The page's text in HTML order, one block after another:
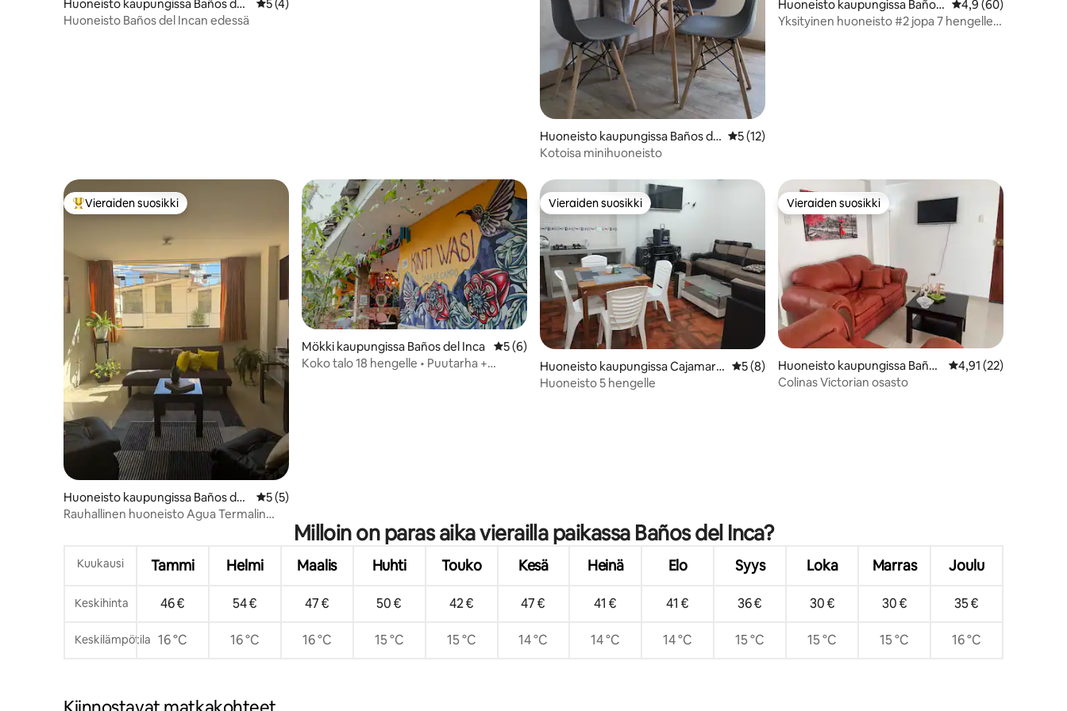
Huoneisto kaupungissa Baños del
Inca
Keskimääräinen arvio 5/5, 4 arvostelua
5 (4)
Huoneisto Baños del Incan edessä
Huoneisto kaupungissa Baños de
l Inca
Keskimääräinen arvio 5/5, 12 arvostelua
5 (12)
Kotoisa minihuoneisto
Huoneisto kaupungissa Baños
del Inca
Keskimääräinen
4,9 (60)
Yksityinen huoneisto #2 jopa 7 hengelle +
Vieraiden suosikkien parhaimmistoa
Vieraiden suosikki
Huoneisto kaupungissa Baños del
Inca
Keskimääräinen arvio 5/5, 5 arvostelua
5 (5)
Rauhallinen huoneisto Agua Termalin
Mökki kaupungissa Baños del Inca Keskimääräinen arvio 5/5, 6 arvostelua
5 (6)
Koko talo 18 hengelle • Puutarha +
Vieraiden suosikki
Vieraiden suosikki
Huoneisto kaupungissa Cajamarc
a
Keskimääräinen arvio 5/5, 8 arvostelua
5 (8)
Huoneisto 5 hengelle
Vieraiden suosikki
Vieraiden suosikki
Huoneisto kaupungissa Baños
del Inca
Keskimääräinen
4,91 (22)
Colinas Victorian osasto
Milloin on paras aika vierailla paikassa Baños del Inca?
Kuukausi Tammi Helmi Maalis Huhti Touko Kesä Heinä Elo Syys Loka Marras Joulu
Keskihinta 46 € 54 € 47 € 50 € 42 € 47 € 41 € 41 € 36 € 30 € 30 € 35 €
Keskilämpötila 16 °C 16 °C 16 °C 15 °C 15 °C 14 °C 14 °C 14 °C 15 °C 15 °C 15 °C 16 °C